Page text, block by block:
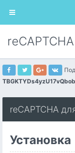
reCAPTCHA
Установка